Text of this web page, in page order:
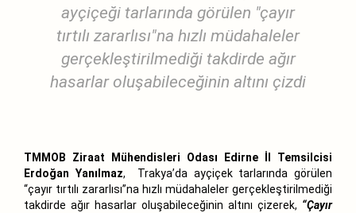
ayçiçeği tarlarında görülen "çayır
tırtılı zararlısı"na hızlı müdahaleler
gerçekleştirilmediği takdirde ağır
hasarlar oluşabileceğinin altını çizdi
TMMOB Ziraat Mühendisleri Odası Edirne İl Temsilcisi
Erdoğan Yanılmaz, Trakya’da ayçiçek tarlarında görülen
“çayır tırtılı zararlısı”na hızlı müdahaleler gerçekleştirilmediği
takdirde ağır hasarlar oluşabileceğinin altını çizerek, “Çayır